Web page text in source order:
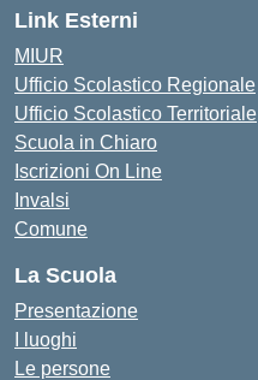
Link Esterni
MIUR
Ufficio Scolastico Regionale
Ufficio Scolastico Territoriale
Scuola in Chiaro
Iscrizioni On Line
Invalsi
Comune
La Scuola
Presentazione
I luoghi
Le persone